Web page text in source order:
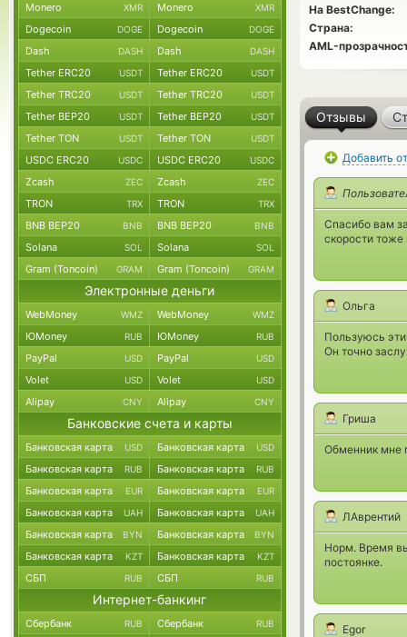
На BestChange:
Страна:
AML-
Отзывы
Добавить
Спасибо вам
скорости
Ольга
Пользуюсь
Он точно
Гриша
Обменник мне
ЛАврентий
Норм. Время
постоянке.
Egor
Monero XMR Monero XMR
Dogecoin DOGE Dogecoin DOGE
Dash DASH Dash DASH
Tether ERC20 USDT Tether ERC20 USDT
Tether TRC20 USDT Tether TRC20 USDT
Tether BEP20 USDT Tether BEP20 USDT
Tether TON USDT Tether TON USDT
USDC ERC20 USDC USDC ERC20 USDC
Zcash ZEC Zcash ZEC
TRON TRX TRON TRX
BNB BEP20 BNB BNB BEP20 BNB
Solana SOL Solana SOL
Gram (Toncoin) GRAM Gram (Toncoin) GRAM
Электронные деньги
WebMoney WMZ WebMoney WMZ
ЮMoney RUB ЮMoney RUB
PayPal USD PayPal USD
Volet USD Volet USD
Alipay CNY Alipay CNY
Банковские счета и карты
Банковская карта USD Банковская карта USD
Банковская карта RUB Банковская карта RUB
Банковская карта EUR Банковская карта EUR
Банковская карта UAH Банковская карта UAH
Банковская карта BYN Банковская карта BYN
Банковская карта KZT Банковская карта KZT
СБП RUB СБП RUB
Интернет-банкинг
Сбербанк RUB Сбербанк RUB